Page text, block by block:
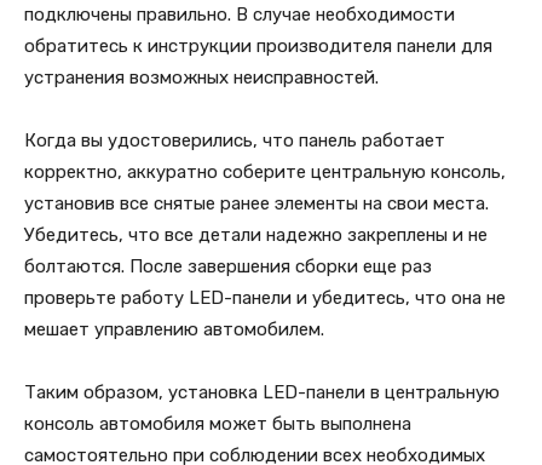
подключены правильно. В случае необходимости
обратитесь к инструкции производителя панели для
устранения возможных неисправностей.
Когда вы удостоверились, что панель работает
корректно, аккуратно соберите центральную консоль,
установив все снятые ранее элементы на свои места.
Убедитесь, что все детали надежно закреплены и не
болтаются. После завершения сборки еще раз
проверьте работу LED-панели и убедитесь, что она не
мешает управлению автомобилем.
Таким образом, установка LED-панели в центральную
консоль автомобиля может быть выполнена
самостоятельно при соблюдении всех необходимых